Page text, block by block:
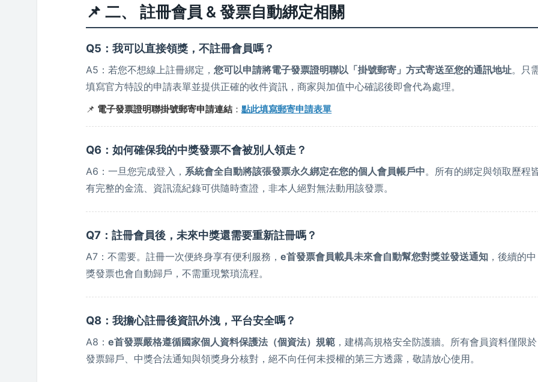
📌 二、 註冊會員 & 發票自動綁定相關
Q5：我可以直接領獎，不註冊會員嗎？
A5：若您不想線上註冊綁定，您可以申請將電子發票證明聯以「掛號郵寄」方式寄送至您的通訊地址。只
填寫官方特設的申請表單並提供正確的收件資訊，商家與加值中心確認後即會代為處理。
📌 電子發票證明聯掛號郵寄申請連結 ：點此填寫郵寄申請表單
Q6：如何確保我的中獎發票不會被別人領走？
A6：一旦您完成登入，系統會全自動將該張發票永久綁定在您的個人會員帳戶中。所有的綁定與領取歷程
有完整的金流、資訊流紀錄可供隨時查證，非本人絕對無法動用該發票。
Q7：註冊會員後，未來中獎還需要重新註冊嗎？
A7：不需要。註冊一次便終身享有便利服務，e首發票會員載具未來會自動幫您對獎並發送通知 ，後續的中
獎發票也會自動歸戶，不需重現繁瑣流程。
Q8：我擔心註冊後資訊外洩，平台安全嗎？
A8：e首發票嚴格遵循國家個人資料保護法（個資法）規範 ，建構高規格安全防護牆。所有會員資料僅限於
發票歸戶、中獎合法通知與領獎身分核對，絕不向任何未授權的第三方透露，敬請放心使用。